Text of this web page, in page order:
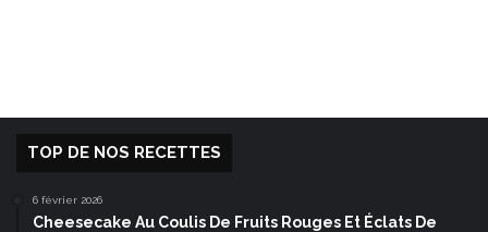
TOP DE NOS RECETTES
6 février 2026
Cheesecake Au Coulis De Fruits Rouges Et Éclats De